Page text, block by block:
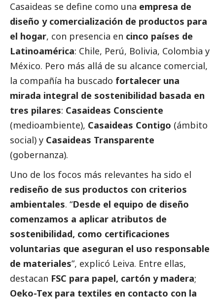
Casaideas se define como una empresa de
diseño y comercialización de productos para
el hogar, con presencia en cinco países de
Latinoamérica: Chile, Perú, Bolivia, Colombia y
México. Pero más allá de su alcance comercial,
la compañía ha buscado fortalecer una
mirada integral de sostenibilidad basada en
tres pilares: Casaideas Consciente
(medioambiente), Casaideas Contigo (ámbito
social) y Casaideas Transparente
(gobernanza).
Uno de los focos más relevantes ha sido el
rediseño de sus productos con criterios
ambientales. “Desde el equipo de diseño
comenzamos a aplicar atributos de
sostenibilidad, como certificaciones
voluntarias que aseguran el uso responsable
de materiales”, explicó Leiva. Entre ellas,
destacan FSC para papel, cartón y madera;
Oeko-Tex para textiles en contacto con la